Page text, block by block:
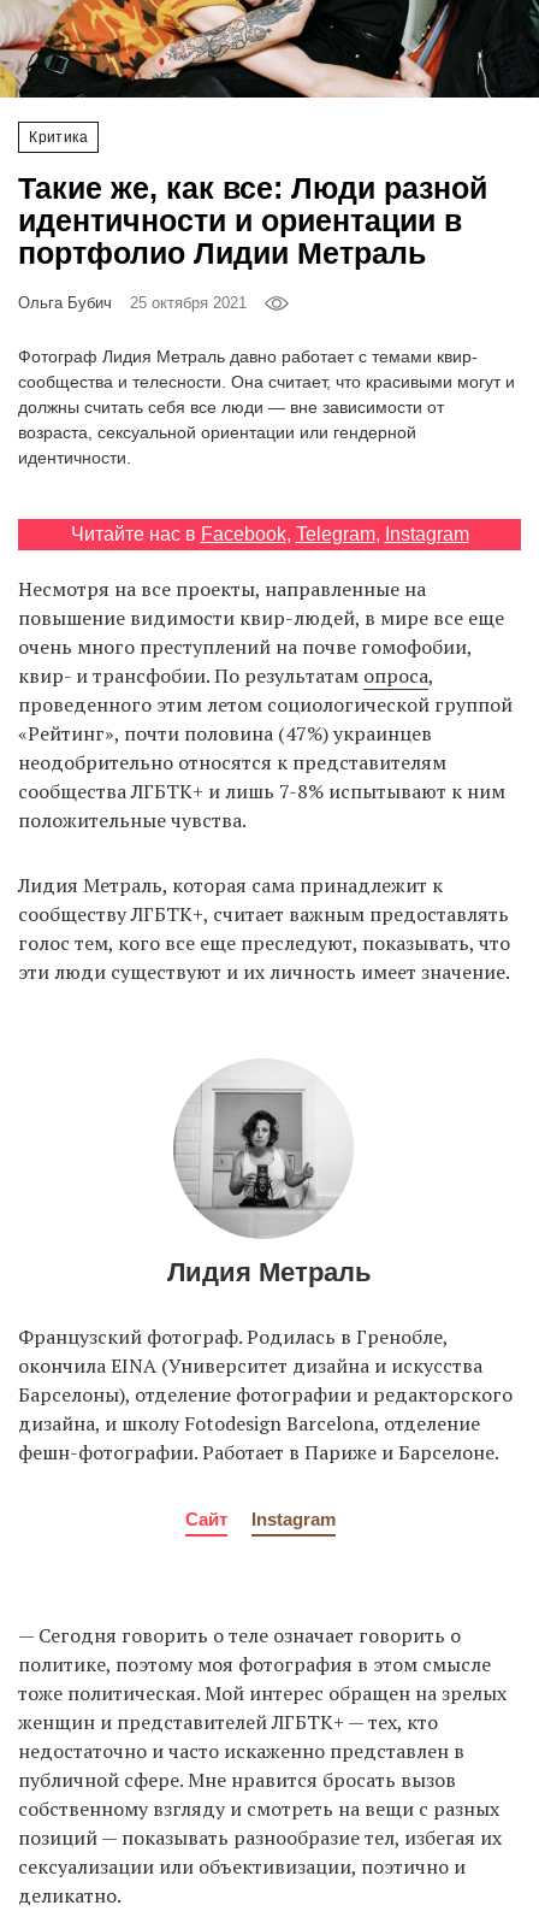
EN
UA
Критика
Такие же, как все: Люди разной
идентичности и ориентации в
портфолио Лидии Метраль
Ольга Бубич 25 октября 2021
Фотограф Лидия Метраль давно работает с темами квир-
сообщества и телесности. Она считает, что красивыми могут и
должны считать себя все люди — вне зависимости от
возраста, сексуальной ориентации или гендерной
идентичности.
Читайте нас в Facebook, Telegram, Instagram
Несмотря на все проекты, направленные на
повышение видимости квир-людей, в мире все еще
очень много преступлений на почве гомофобии,
квир- и трансфобии. По результатам опроса,
проведенного этим летом социологической группой
«Рейтинг», почти половина (47%) украинцев
неодобрительно относятся к представителям
сообщества ЛГБТК+ и лишь 7-8% испытывают к ним
положительные чувства.
Лидия Метраль, которая сама принадлежит к
сообществу ЛГБТК+, считает важным предоставлять
голос тем, кого все еще преследуют, показывать, что
эти люди существуют и их личность имеет значение.
Лидия Метраль
Французский фотограф. Родилась в Гренобле,
окончила EINA (Университет дизайна и искусства
Барселоны), отделение фотографии и редакторского
дизайна, и школу Fotodesign Barcelona, отделение
фешн-фотографии. Работает в Париже и Барселоне.
Сайт Instagram
— Сегодня говорить о теле означает говорить о
политике, поэтому моя фотография в этом смысле
тоже политическая. Мой интерес обращен на зрелых
женщин и представителей ЛГБТК+ — тех, кто
недостаточно и часто искаженно представлен в
публичной сфере. Мне нравится бросать вызов
собственному взгляду и смотреть на вещи с разных
позиций — показывать разнообразие тел, избегая их
сексуализации или объективизации, поэтично и
деликатно.